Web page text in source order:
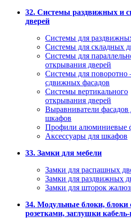
32. Системы раздвижных и
дверей
Системы для
Системы для складных
Системы для
открывания дверей
Системы для поворотно
сдвижных фасадов
Системы вертикального
открывания дверей
Выравниватели фасадов
шкафов
Профили алюминиевые
Аксессуары для шкафов
33. Замки для мебели
Замки для распашных
Замки для раздвижных
Замки для шторок
34. Модульные блоки, блоки
розетками, заглушки